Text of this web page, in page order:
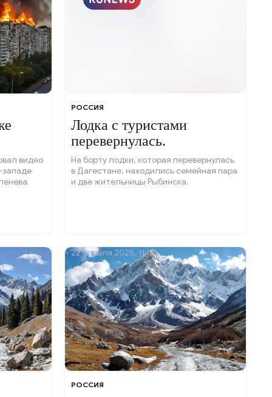
видео
западе
РОССИЯ
Лодка с туристами
перевернулась.
На борту лодки, которая перевернулась
в Дагестане, находились семейная пара
и две жительницы Рыбинска.
РОССИЯ
22 апреля 2025, 11:18